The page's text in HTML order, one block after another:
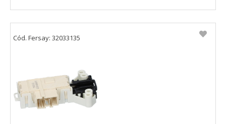
Cód. Fersay: 32033135